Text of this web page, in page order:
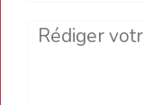
Comment